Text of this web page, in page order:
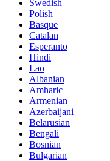
Swedish
Polish
Basque
Catalan
Esperanto
Hindi
Lao
Albanian
Amharic
Armenian
Azerbaijani
Belarusian
Bengali
Bosnian
Bulgarian